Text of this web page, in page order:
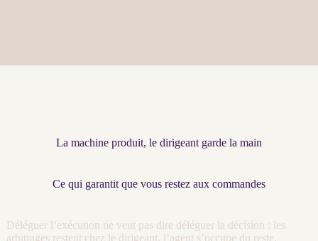
La machine produit, le dirigeant garde la main
Ce qui garantit que vous restez aux commandes
Déléguer l’exécution ne veut pas dire déléguer la décision : les
arbitrages restent chez le dirigeant, l’agent s’occupe du reste.